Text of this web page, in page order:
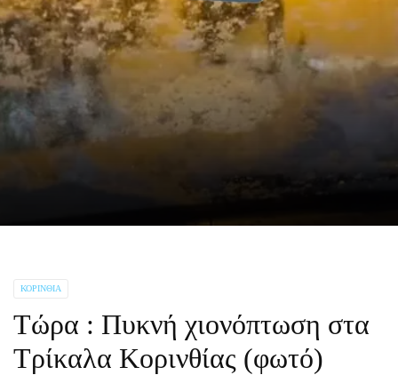
ΚΟΡΙΝΘΊΑ
Τώρα : Πυκνή χιονόπτωση στα
Τρίκαλα Κορινθίας (φωτό)